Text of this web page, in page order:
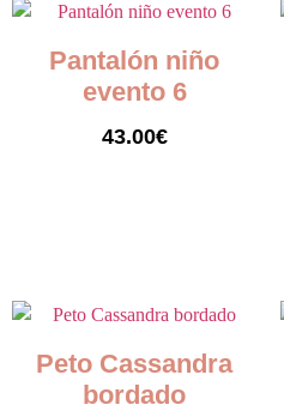
Pantalón niño
evento 6
43.00€
Peto Cassandra
bordado